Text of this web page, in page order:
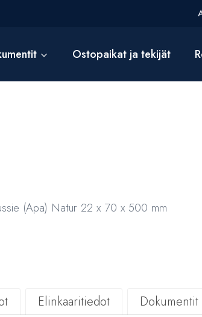
Ostopaikat ja tekijät
(Apa) Natur 22 x 70 x 500 mm
Elinkaaritiedot Dokumentit